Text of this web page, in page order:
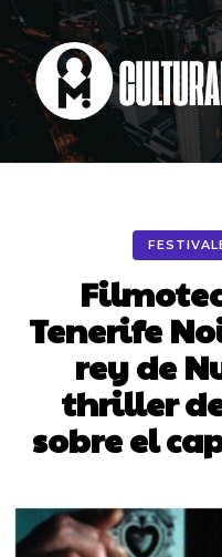
Tenerife
rey de
thriller
sobre el